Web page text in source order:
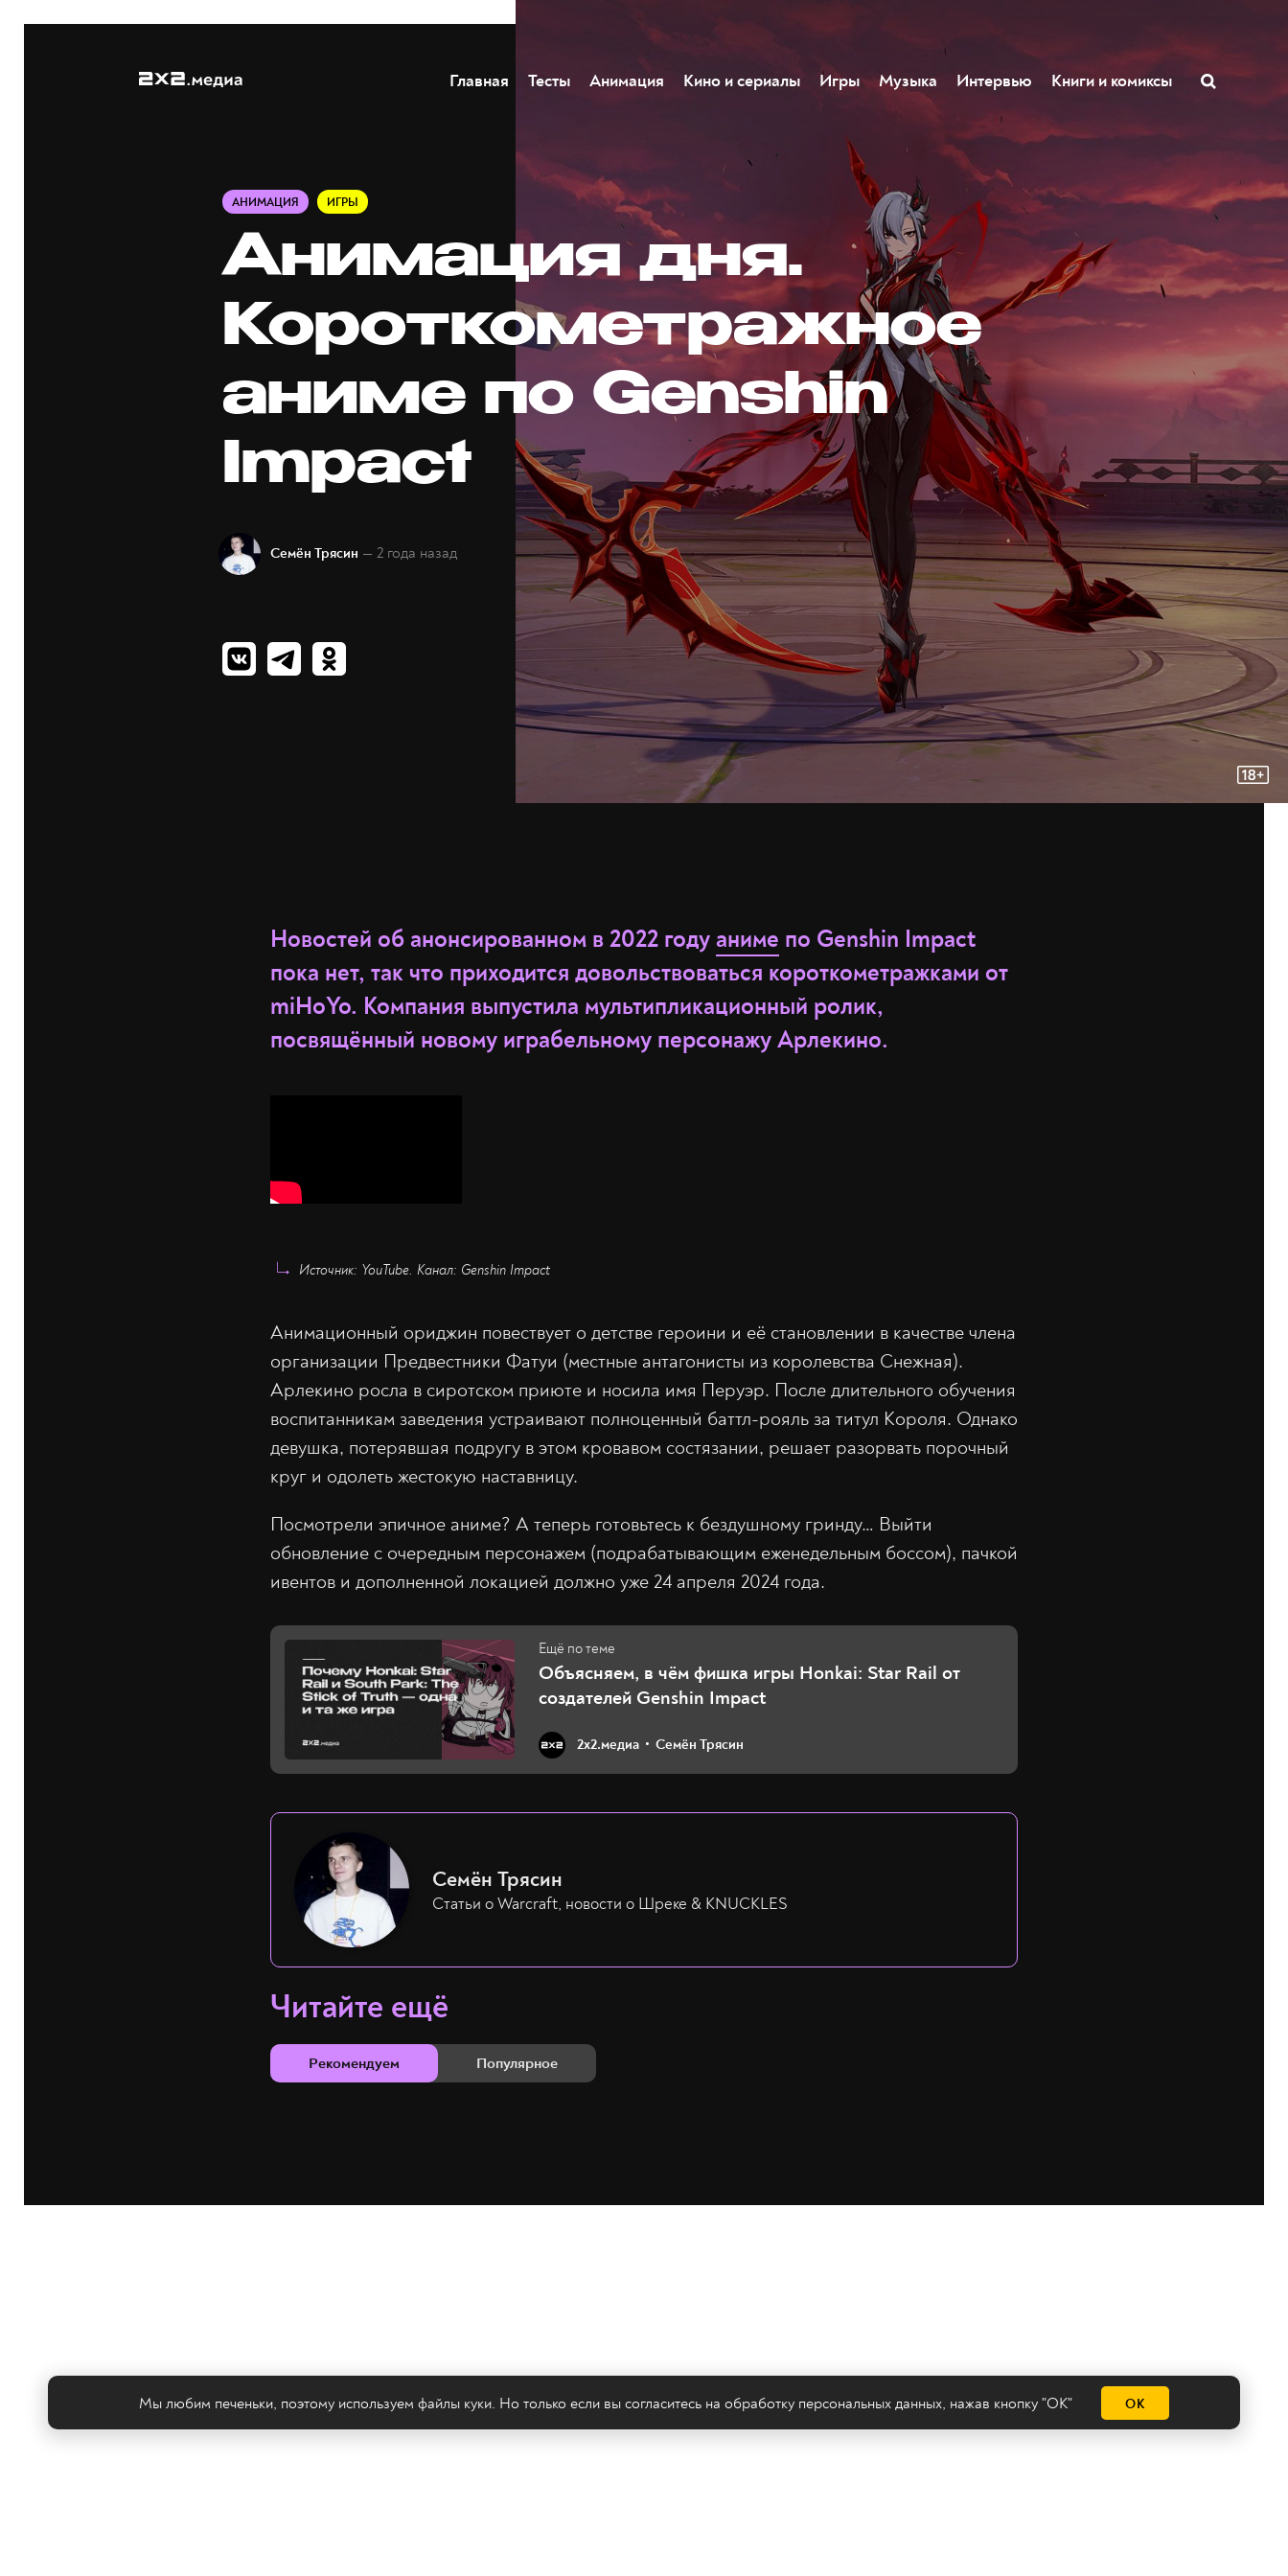
Главная Тесты Анимация Кино и сериалы Игры Музыка Интервью Книги и комиксы
АНИМАЦИЯ ИГРЫ
Анимация дня.
Короткометражное
аниме по Genshin
Impact
Семён Трясин — 2 года назад
Новостей об анонсированном в 2022 годуаниме по Genshin Impact
пока нет, так что приходится довольствоваться короткометражками от
miHoYo. Компания выпустила мультипликационный ролик,
посвящённый новому играбельному персонажу Арлекино.
Источник: YouTube. Канал: Genshin Impact
Анимационный ориджин повествует о детстве героини и её становлении в качестве члена
организации Предвестники Фатуи (местные антагонисты из королевства Снежная).
Арлекино росла в сиротском приюте и носила имя Перуэр. После длительного обучения
воспитанникам заведения устраивают полноценный баттл-рояль за титул Короля. Однако
девушка, потерявшая подругу в этом кровавом состязании, решает разорвать порочный
круг и одолеть жестокую наставницу.
Посмотрели эпичное аниме? А теперь готовьтесь к бездушному гринду… Выйти
обновление с очередным персонажем (подрабатывающим еженедельным боссом), пачкой
ивентов и дополненной локацией должно уже 24 апреля 2024 года.
Объясняем, в чём фишка игры Honkai: Star Rail от
создателей Genshin Impact
2х2.медиа Семён Трясин
Семён Трясин
Статьи о Warcraft, новости о Шреке & KNUCKLES
Читайте ещё
Рекомендуем Популярное
Мы любим печеньки, поэтому используем файлы куки. Но только если вы согласитесь на обработку персональных данных, нажав кнопку "ОК" ОК